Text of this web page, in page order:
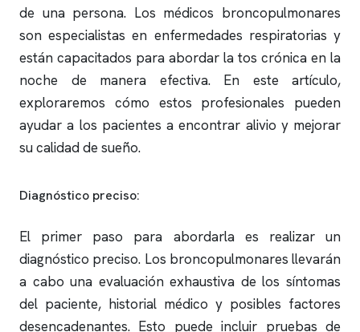
de una persona. Los médicos broncopulmonares
son especialistas en enfermedades respiratorias y
están capacitados para abordar la tos crónica en la
noche de manera efectiva. En este artículo,
exploraremos cómo estos profesionales pueden
ayudar a los pacientes a encontrar alivio y mejorar
su calidad de sueño.
Diagnóstico preciso:
El primer paso para abordarla es realizar un
diagnóstico preciso. Los broncopulmonares llevarán
a cabo una evaluación exhaustiva de los síntomas
del paciente, historial médico y posibles factores
desencadenantes. Esto puede incluir pruebas de